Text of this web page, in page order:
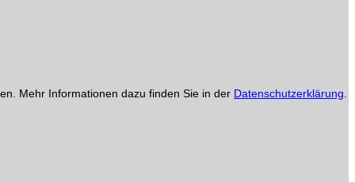
Mehr Informationen dazu finden Sie in der Datenschutzerklärung